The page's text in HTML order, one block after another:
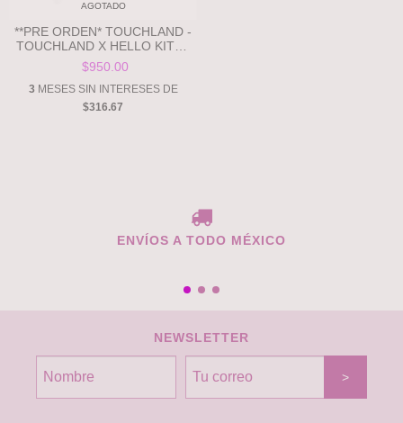
AGOTADO
**PRE ORDEN* TOUCHLAND -
TOUCHLAND X HELLO KITTY
LIMITED EDITION SET
$950.00
3 MESES SIN INTERESES DE
$316.67
ENVÍOS A TODO MÉXICO
NEWSLETTER